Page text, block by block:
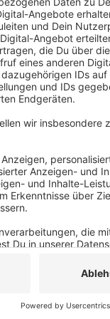
umgekippt - und
A44 Richtung
Bei dem Unfall ist
Aachener Feuerwehr
Er ist schwer
Der LKW hatte
werden.
Während der
gesperrt worden, die
Die Ermittlungen zur